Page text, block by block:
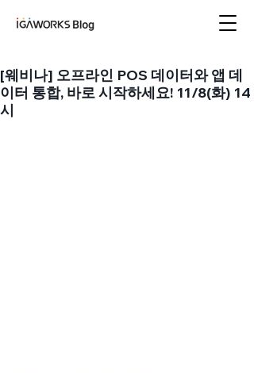
[웨비나] 오프라인 POS 데이터와 앱 데
이터 통합, 바로 시작하세요! 11/8(화) 14
시